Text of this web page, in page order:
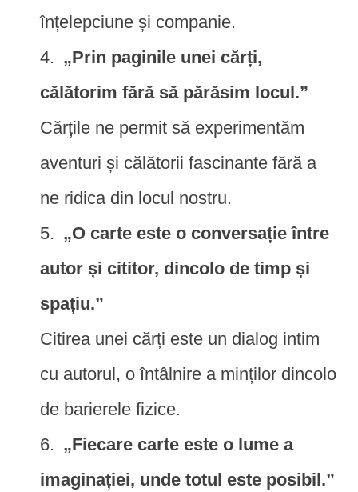
înțelepciune și companie.
„Prin paginile unei cărți,
călătorim fără să părăsim locul.”
Cărțile ne permit să experimentăm
aventuri și călătorii fascinante fără a
ne ridica din locul nostru.
„O carte este o conversație între
autor și cititor, dincolo de timp și
spațiu.”
Citirea unei cărți este un dialog intim
cu autorul, o întâlnire a minților dincolo
de barierele fizice.
„Fiecare carte este o lume a
imaginației, unde totul este posibil.”